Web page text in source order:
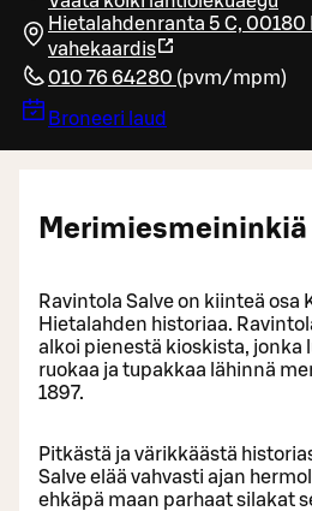
Hietalahdenranta 5 C, 00180
vahekaardis
010 76 64280 (pvm/mpm)
Broneeri laud
Ravintola Salve on kiinteä osa
Hietalahden historiaa.
alkoi pienestä kioskista, jonka
ruokaa ja tupakkaa lähinnä
1897.
Pitkästä ja värikkäästä
Salve elää vahvasti ajan
ehkäpä maan parhaat silakat